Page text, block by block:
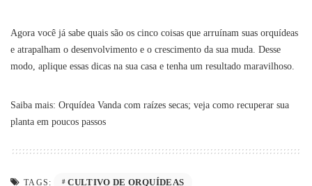
Agora você já sabe quais são os cinco coisas que arruínam suas orquídeas
e atrapalham o desenvolvimento e o crescimento da sua muda. Desse
modo, aplique essas dicas na sua casa e tenha um resultado maravilhoso.
Saiba mais: Orquídea Vanda com raízes secas; veja como recuperar sua
planta em poucos passos
TAGS: CULTIVO DE ORQUÍDEAS